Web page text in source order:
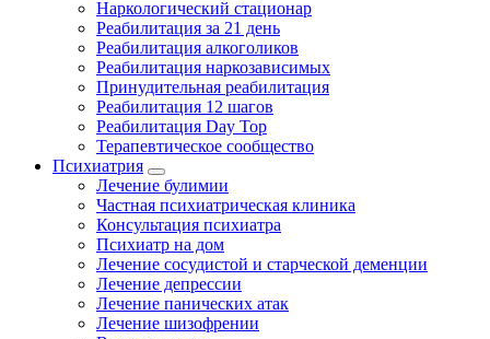
Наркологический стационар
Реабилитация за 21 день
Реабилитация алкоголиков
Реабилитация наркозависимых
Принудительная реабилитация
Реабилитация 12 шагов
Реабилитация Day Top
Терапевтическое сообщество
Психиатрия
Лечение булимии
Частная психиатрическая клиника
Консультация психиатра
Психиатр на дом
Лечение сосудистой и старческой деменции
Лечение депрессии
Лечение панических атак
Лечение шизофрении